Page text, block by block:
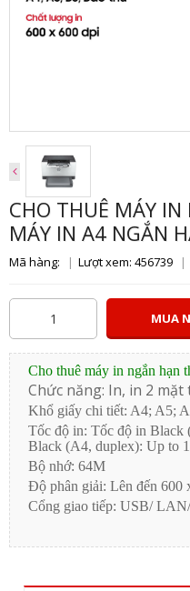
CHO THUÊ MÁY
MÁY IN A4 NGẮN
Mã hàng: Lượt xem: 456739
MUA
Cho thuê máy in ngắn hạn
Chức năng: In, in 2 mặt
Khổ giấy chi tiết: A4; A5;
Tốc độ in: Tốc độ in Black
Black (A4, duplex): Up to
Bộ nhớ: 64M
Độ phân giải: Lên đến 600
Cổng giao tiếp: USB/